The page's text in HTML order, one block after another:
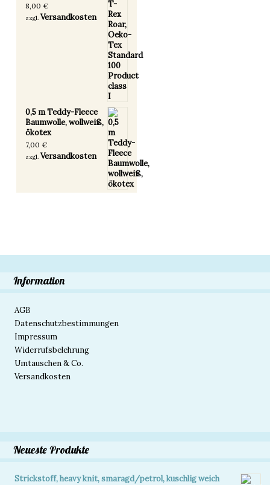
8,00 €
zzgl. Versandkosten
0,5 m Teddy-Fleece
Baumwolle, wollweiß,
ökotex
7,00 €
zzgl. Versandkosten
Information
AGB
Datenschutzbestimmungen
Impressum
Widerrufsbelehrung
Umtauschen & Co.
Versandkosten
Neueste Produkte
Strickstoff, heavy knit, smaragd/petrol, kuschlig weich